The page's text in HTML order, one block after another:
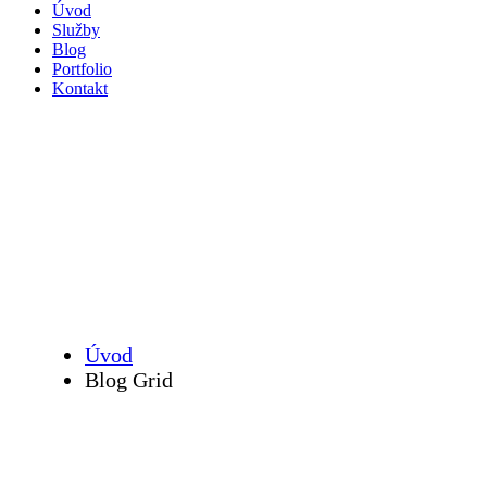
Úvod
Služby
Blog
Portfolio
Kontakt
Úvod
Blog Grid